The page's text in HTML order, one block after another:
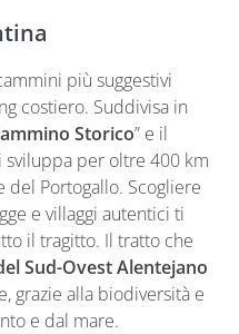
più suggestivi
costiero. Suddivisa in
Storico” e il
sviluppa per oltre 400 km
del Portogallo. Scogliere
e villaggi autentici ti
il tragitto. Il tratto che
Sud-Ovest Alentejano
grazie alla biodiversità e
e dal mare.